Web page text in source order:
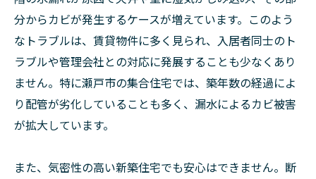
分からカビが発生するケースが増えています。このよう
なトラブルは、賃貸物件に多く見られ、入居者同士のト
ラブルや管理会社との対応に発展することも少なくあり
ません。特に瀬戸市の集合住宅では、築年数の経過によ
り配管が劣化していることも多く、漏水によるカビ被害
が拡大しています。
また、気密性の高い新築住宅でも安心はできません。断